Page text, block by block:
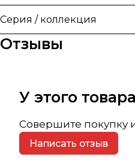
Серия / коллекция
Отзывы
У этого
Совершите покупку
Написать отзыв